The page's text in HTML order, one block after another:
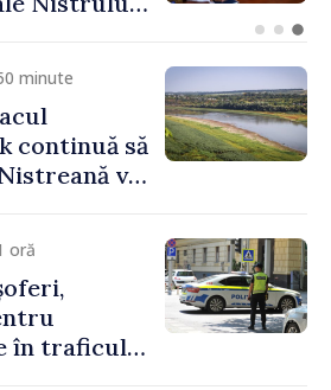
să fie mai
în orele
minute
continuă să
va
oră
în traficul